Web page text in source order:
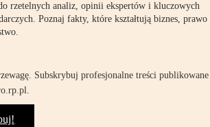
rzetelnych analiz, opinii ekspertów i kluczowych
Poznaj fakty, które kształtują biznes, prawo
Subskrybuj profesjonalne treści publikowane